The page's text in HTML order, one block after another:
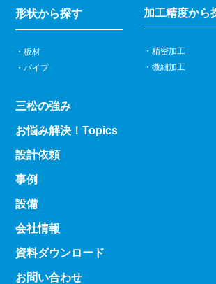
形状から探す
板材
パイプ
加工精度から
精密加工
微細加工
三松の強み
お悩み解決！Topics
設計依頼
事例
設備
会社情報
資料ダウンロード
お問い合わせ